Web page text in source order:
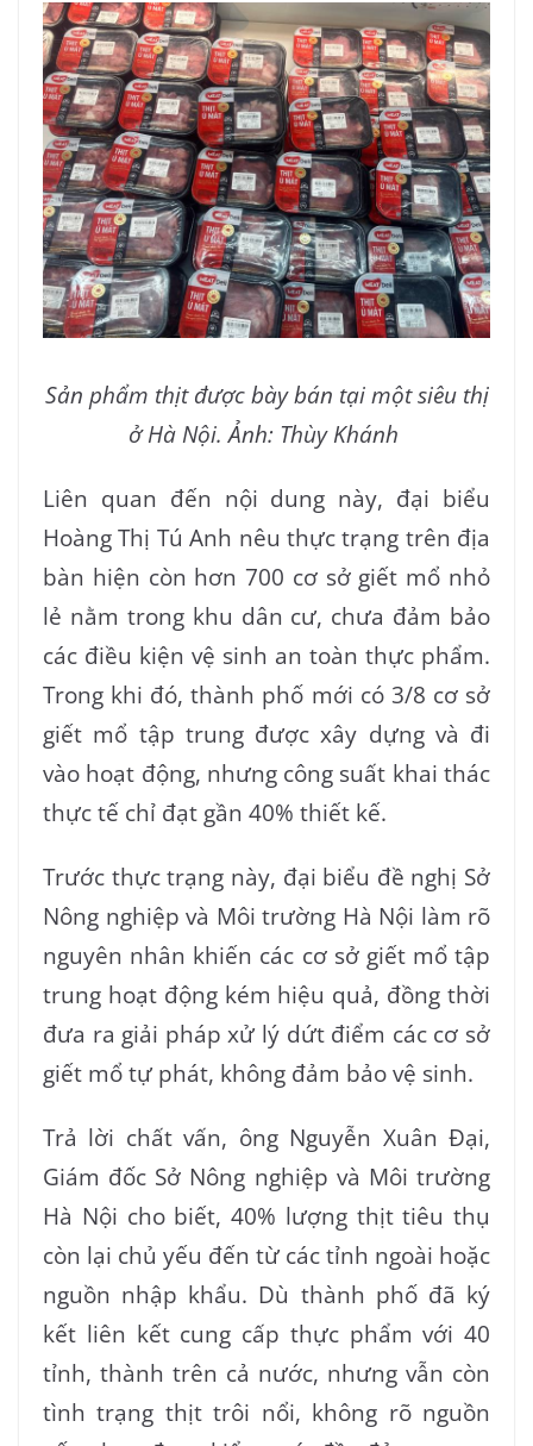
Sản phẩm thịt được bày bán tại một siêu thị
ở Hà Nội. Ảnh: Thùy Khánh
Liên quan đến nội dung này, đại biểu
Hoàng Thị Tú Anh nêu thực trạng trên địa
bàn hiện còn hơn 700 cơ sở giết mổ nhỏ
lẻ nằm trong khu dân cư, chưa đảm bảo
các điều kiện vệ sinh an toàn thực phẩm.
Trong khi đó, thành phố mới có 3/8 cơ sở
giết mổ tập trung được xây dựng và đi
vào hoạt động, nhưng công suất khai thác
thực tế chỉ đạt gần 40% thiết kế.
Trước thực trạng này, đại biểu đề nghị Sở
Nông nghiệp và Môi trường Hà Nội làm rõ
nguyên nhân khiến các cơ sở giết mổ tập
trung hoạt động kém hiệu quả, đồng thời
đưa ra giải pháp xử lý dứt điểm các cơ sở
giết mổ tự phát, không đảm bảo vệ sinh.
Trả lời chất vấn, ông Nguyễn Xuân Đại,
Giám đốc Sở Nông nghiệp và Môi trường
Hà Nội cho biết, 40% lượng thịt tiêu thụ
còn lại chủ yếu đến từ các tỉnh ngoài hoặc
nguồn nhập khẩu. Dù thành phố đã ký
kết liên kết cung cấp thực phẩm với 40
tỉnh, thành trên cả nước, nhưng vẫn còn
tình trạng thịt trôi nổi, không rõ nguồn